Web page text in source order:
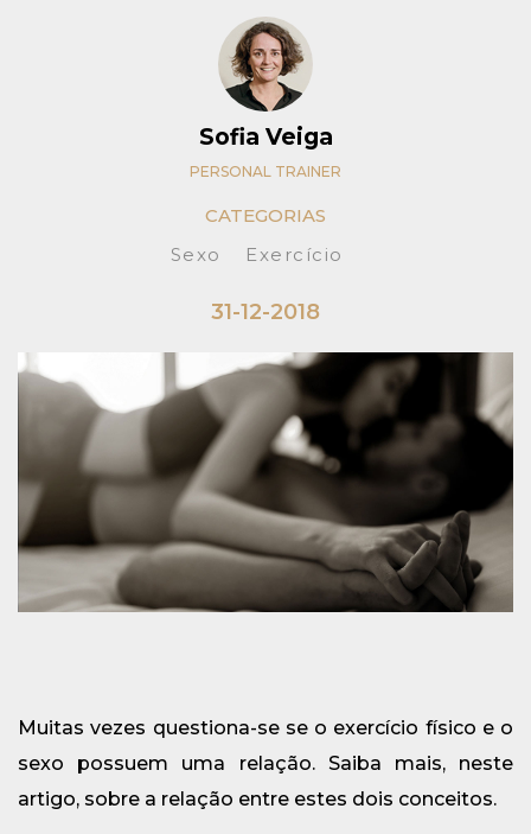
Sofia Veiga
PERSONAL TRAINER
CATEGORIAS
Sexo
Exercício
31-12-2018
Muitas vezes questiona-se se o exercício físico e o
sexo possuem uma relação. Saiba mais, neste
artigo, sobre a relação entre estes dois conceitos.